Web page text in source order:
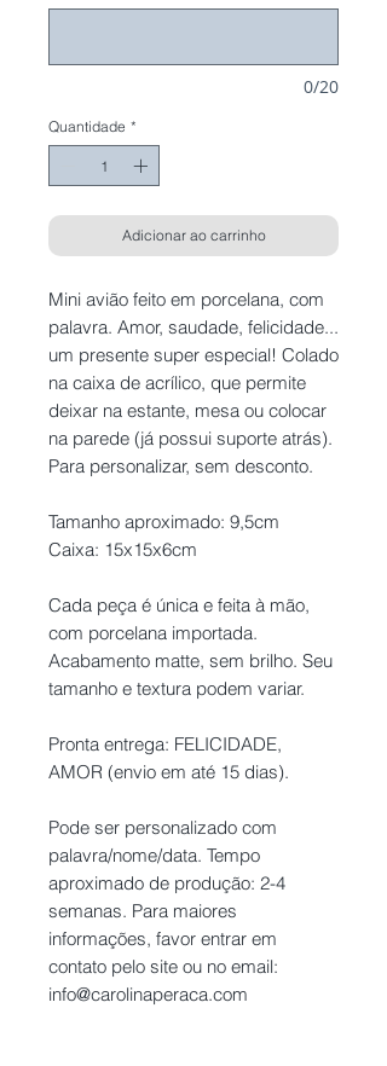
0/20
Quantidade *
Adicionar ao carrinho
Mini avião feito em porcelana, com
palavra. Amor, saudade, felicidade...
um presente super especial! Colado
na caixa de acrílico, que permite
deixar na estante, mesa ou colocar
na parede (já possui suporte atrás).
Para personalizar, sem desconto.
Tamanho aproximado: 9,5cm
Caixa: 15x15x6cm
Cada peça é única e feita à mão,
com porcelana importada.
Acabamento matte, sem brilho. Seu
tamanho e textura podem variar.
Pronta entrega: FELICIDADE,
AMOR (envio em até 15 dias).
Pode ser personalizado com
palavra/nome/data. Tempo
aproximado de produção: 2-4
semanas. Para maiores
informações, favor entrar em
contato pelo site ou no email:
info@carolinaperaca.com